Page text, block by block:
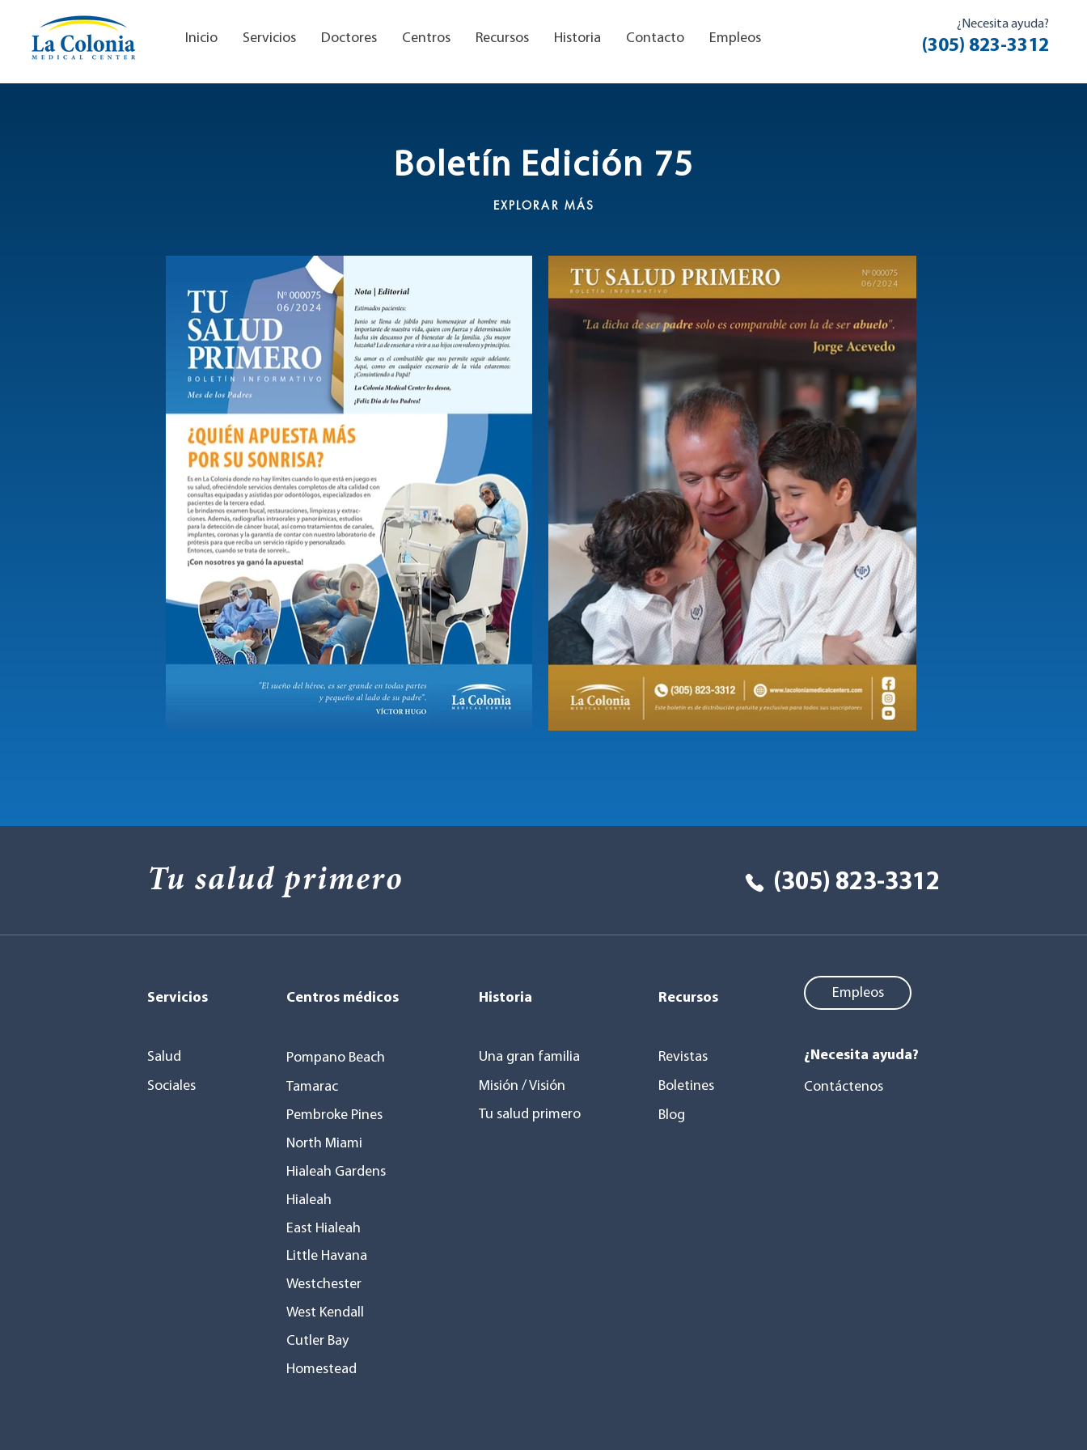
Inicio Servicios Doctores Centros Recursos Historia Contacto Empleos
¿Necesita ayuda?
(305) 823-3312
Boletín Edición 75
EXPLORAR MÁS
Servicios
Salud
Sociales
Centros médicos
Tamarac
Pembroke Pines
North Miami
Hialeah Gardens
Hialeah
East Hialeah
Little Havana
Westchester
West Kendall
Cutler Bay
Homestead
Pompano Beach
Historia
Una gran familia
Misión / Visión
Tu salud primero
Recursos
Revistas
Boletines
Blog
Empleos
¿Necesita ayuda?
Contáctenos
Tu salud primero (305) 823-3312